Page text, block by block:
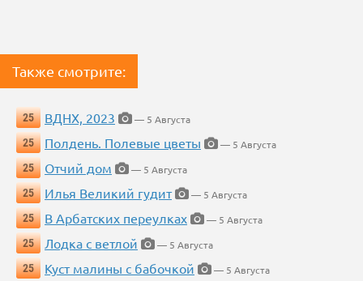
Также смотрите:
25 ВДНХ, 2023
— 5 Августа
25
Полдень. Полевые цветы
— 5 Августа
25
Отчий дом
— 5 Августа
25
Илья Великий гудит
— 5 Августа
25
В Арбатских переулках
— 5 Августа
25
Лодка с ветлой
— 5 Августа
25
Куст малины с бабочкой
— 5 Августа